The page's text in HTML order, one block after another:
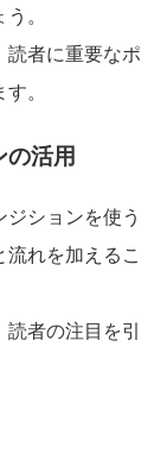
。
読者に重要なポ
。
の活用
ションを使う
れを加えるこ
者の注目を引